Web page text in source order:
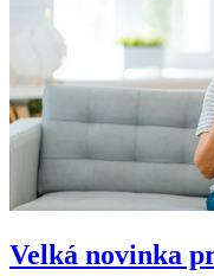
Velká novinka